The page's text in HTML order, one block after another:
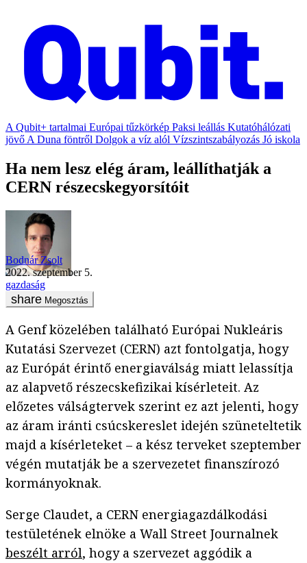
A Qubit+ tartalmai Európai tűzkörkép Paksi leállás Kutatóhálózati
jövő A Duna föntről Dolgok a víz alól Vízszintszabályozás Jó iskola
Ha nem lesz elég áram, leállíthatják a
CERN részecskegyorsítóit
Bodnár Zsolt
2022. szeptember 5.
gazdaság
Megosztás
A Genf közelében található Európai Nukleáris
Kutatási Szervezet (CERN) azt fontolgatja, hogy
az Európát érintő energiaválság miatt lelassítja
az alapvető részecskefizikai kísérleteit. Az
előzetes válságtervek szerint ez azt jelenti, hogy
az áram iránti csúcskereslet idején szüneteltetik
majd a kísérleteket – a kész terveket szeptember
végén mutatják be a szervezetet finanszírozó
kormányoknak.
Serge Claudet, a CERN energiagazdálkodási
testületének elnöke a Wall Street Journalnek
beszélt arról, hogy a szervezet aggódik a